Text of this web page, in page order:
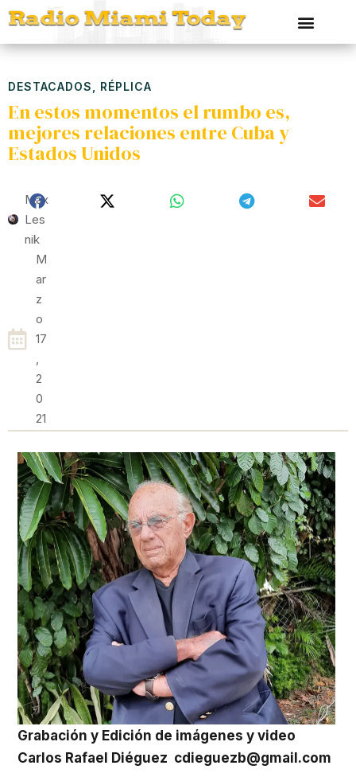
DESTACADOS RÉPLICA
En estos momentos el rumbo es,
mejores relaciones entre Cuba y
Estados Unidos
Max
Les
Nik
M
Ar
Z
O
17
,
2
0
21
Grabación y Edición de imágenes y video
Carlos Rafael Diéguez cdieguezb@gmail.com